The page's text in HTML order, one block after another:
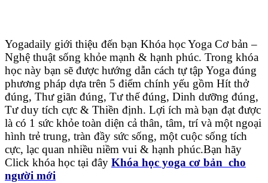
Yogadaily giới thiệu đến bạn Khóa học Yoga Cơ bản –
Nghệ thuật sống khỏe mạnh & hạnh phúc. Trong khóa
học này bạn sẽ được hướng dẫn cách tự tập Yoga đúng
phương pháp dựa trên 5 điểm chính yếu gồm Hít thở
đúng, Thư giãn đúng, Tư thế đúng, Dinh dưỡng đúng,
Tư duy tích cực & Thiền định. Lợi ích mà bạn đạt được
là có 1 sức khỏe toàn diện cả thân, tâm, trí và một ngoại
hình trẻ trung, tràn đầy sức sống, một cuộc sống tích
cực, lạc quan nhiều niềm vui & hạnh phúc.Bạn hãy
Click khóa học tại đây Khóa học yoga cơ bản cho
người mới